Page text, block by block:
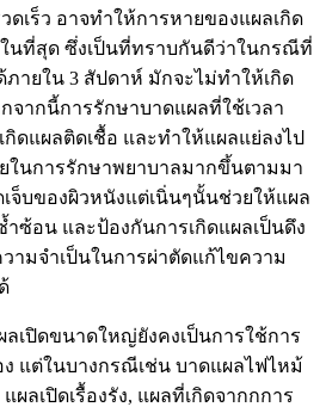
ดเร็ว อาจทำให้การหายของแผลเกิด
ในที่สุด ซึ่งเป็นที่ทราบกันดีว่าในกรณีที่
ายใน 3 สัปดาห์ มักจะไม่ทำให้เกิด
จากนี้การรักษาบาดแผลที่ใช้เวลา
ดแผลติดเชื้อ และทำให้แผลแย่ลงไป
ในการรักษาพยาบาลมากขึ้นตามมา
จ็บของผิวหนังแต่เนิ่นๆนั้นช่วยให้แผล
ซ้อน และป้องกันการเกิดแผลเป็นดึง
ามจำเป็นในการผ่าตัดแก้ไขความ
เปิดขนาดใหญ่ยังคงเป็นการใช้การ
แต่ในบางกรณีเช่น บาดแผลไฟไหม้
ผลเปิดเรื้องรัง, แผลที่เกิดจากกการ